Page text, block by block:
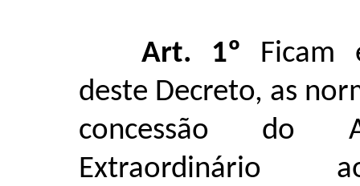
Art. 1º Ficam
deste Decreto, as
concessão do
Extraordinário